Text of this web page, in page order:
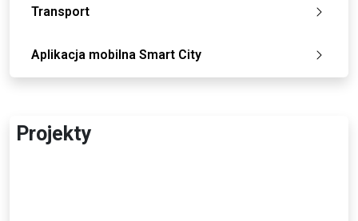
Transport
Aplikacja mobilna Smart City
Projekty